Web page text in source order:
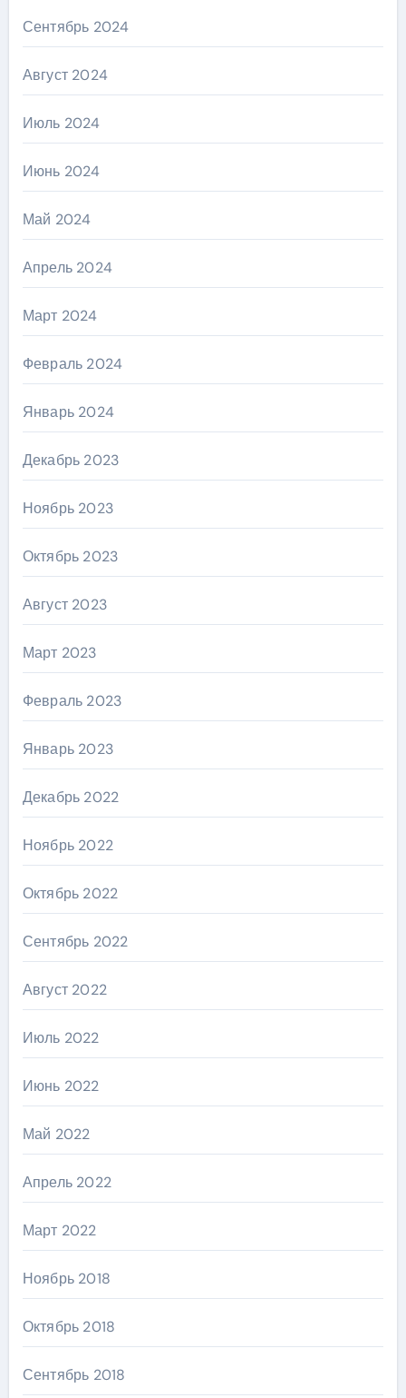
Сентябрь 2024
Август 2024
Июль 2024
Июнь 2024
Май 2024
Апрель 2024
Март 2024
Февраль 2024
Январь 2024
Декабрь 2023
Ноябрь 2023
Октябрь 2023
Август 2023
Март 2023
Февраль 2023
Январь 2023
Декабрь 2022
Ноябрь 2022
Октябрь 2022
Сентябрь 2022
Август 2022
Июль 2022
Июнь 2022
Май 2022
Апрель 2022
Март 2022
Ноябрь 2018
Октябрь 2018
Сентябрь 2018